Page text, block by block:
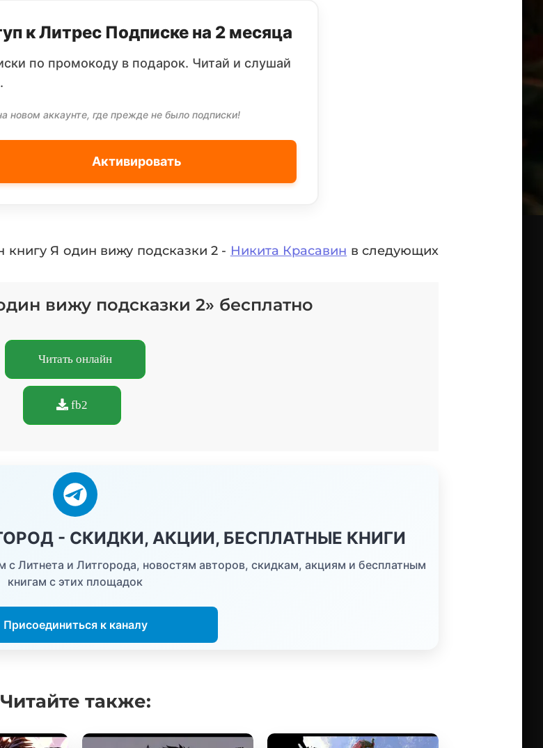
к Литрес Подписке на 2 месяца
по промокоду в подарок. Читай и слушай
новом аккаунте, где прежде не было подписки!
Активировать
книгу Я один вижу подсказки 2 - Никита Красавин в следующих
вижу подсказки 2» бесплатно
Читать онлайн
fb2
- СКИДКИ, АКЦИИ, БЕСПЛАТНЫЕ КНИГИ
Литнета и Литгорода, новостям авторов, скидкам, акциям и бесплатным
книгам с этих площадок
Присоединиться к каналу
Читайте также: